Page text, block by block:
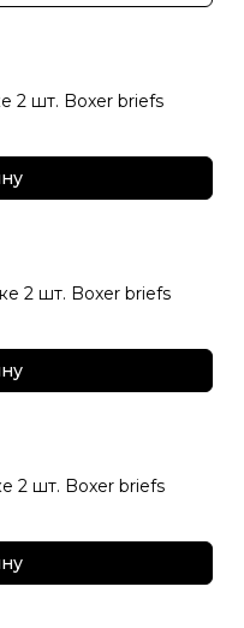
2 шт. Boxer briefs
2 шт. Boxer briefs
2 шт. Boxer briefs